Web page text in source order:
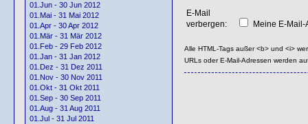
01.Jun - 30 Jun 2012
01.Mai - 31 Mai 2012
01.Apr - 30 Apr 2012
01.Mär - 31 Mär 2012
01.Feb - 29 Feb 2012
01.Jan - 31 Jan 2012
01.Dez - 31 Dez 2011
01.Nov - 30 Nov 2011
01.Okt - 31 Okt 2011
01.Sep - 30 Sep 2011
01.Aug - 31 Aug 2011
01.Jul - 31 Jul 2011
E-Mail
verbergen:
Meine E-
Alle HTML-Tags außer <b> und <i>
URLs oder E-Mail-Adressen werden